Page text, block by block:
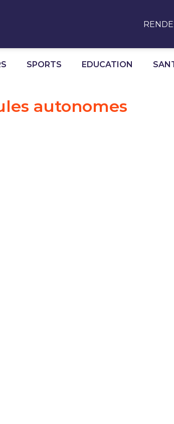
SPORTS EDUCATION
autonomes